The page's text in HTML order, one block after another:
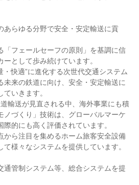
あらゆる分野で安全・安定輸送に貢
「フェールセーフの原則」を基調に信
として歩み続けています。
・快適”に進化する次世代交通システム
未来の鉄道に向け、安全・安定輸送に
いきます。
輸送が見直される中、海外事業にも積
ノづくり」技術は、グローバルマーケ
的にも高く評価されています。
から注目を集めるホーム旅客安全設備
様々なシステムを提供しています。
通管制システム等、総合システムを提